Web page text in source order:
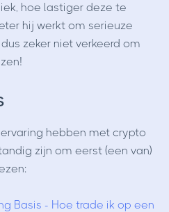
hoe lastiger deze te
hij werkt om serieuze
zeker niet verkeerd om
hebben met crypto
zijn om eerst (een van)
Basis - Hoe trade ik op een